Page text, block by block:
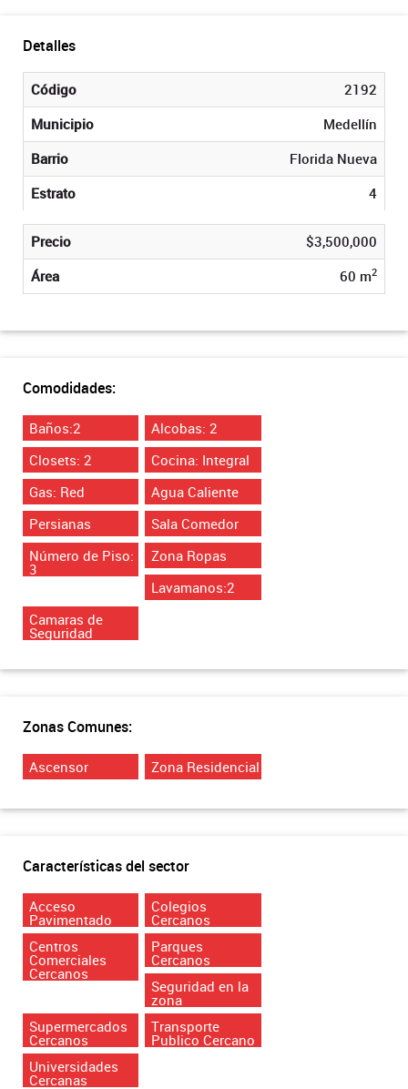
Detalles
Código
2192
Municipio
Medellín
Barrio
Florida Nueva
Estrato
4
Precio
$3,500,000
Área
60 m2
Comodidades:
Baños:2
Alcobas: 2
Closets: 2
Cocina: Integral
Gas: Red
Agua Caliente
Persianas
Sala Comedor
Número de Piso:
3
Zona Ropas
Lavamanos:2
Camaras de
Seguridad
Zonas Comunes:
Ascensor Zona Residencial
Características del sector
Acceso
Pavimentado
Colegios
Cercanos
Centros
Comerciales
Cercanos
Parques
Cercanos
Seguridad en la
zona
Supermercados
Cercanos
Transporte
Publico Cercano
Universidades
Cercanas